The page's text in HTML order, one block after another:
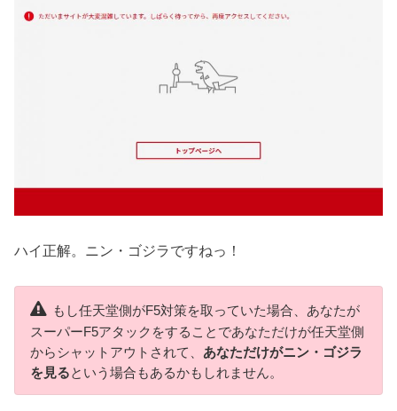
ハイ正解。ニン・ゴジラですねっ！
もし任天堂側がF5対策を取っていた場合、あなたが
スーパーF5アタックをすることであなただけが任天堂側
からシャットアウトされて、 あなただけがニン・ゴジラ
を見るという場合もあるかもしれません。